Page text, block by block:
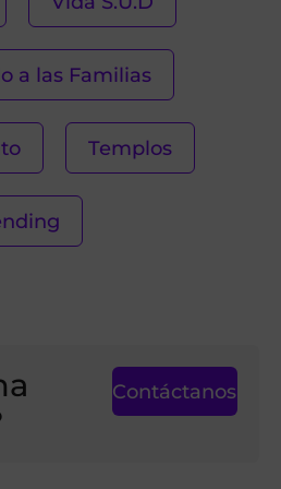
a las Familias
Templos
Contáctanos